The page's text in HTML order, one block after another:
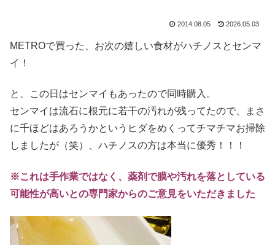
2014.08.05 2026.05.03
METROで買った、お次の嬉しい食材がハチノスとセンマ
イ！
と、この日はセンマイもあったので同時購入。
センマイは流石に根元に若干の汚れが残ってたので、まさ
に千ほどはあろうかというヒダをめくってチマチマお掃除
しましたが（笑）、ハチノスの方は本当に優秀！！！
※これは手作業ではなく、薬剤で膜や汚れを落としている
可能性が高いとの専門家からのご意見をいただきました